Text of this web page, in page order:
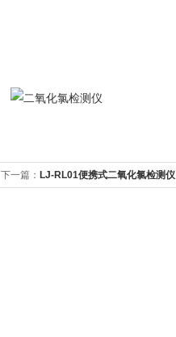
下一篇： LJ-RL01便携式二氧化氯检测仪